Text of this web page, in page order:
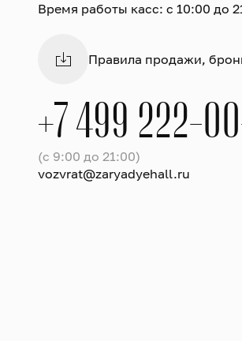
Время работы касс: с 10:00 до
Правила продажи,
+7 499 222-
(с 9:00 до 21:00)
vozvrat@zaryadyehall.ru